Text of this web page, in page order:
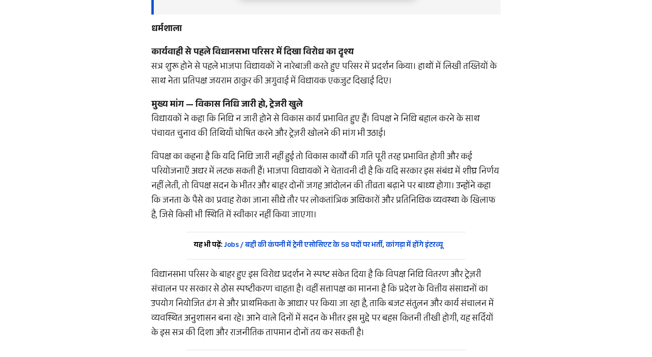
धर्मशाला
कार्यवाही से पहले विधानसभा परिसर में दिखा विरोध का दृश्य
सत्र शुरू होने से पहले भाजपा विधायकों ने नारेबाजी करते हुए परिसर में प्रदर्शन किया। हाथों में लिखी तख्तियों के
साथ नेता प्रतिपक्ष जयराम ठाकुर की अगुवाई में विधायक एकजुट दिखाई दिए।
मुख्य मांग — विकास निधि जारी हो, ट्रेजरी खुले
विधायकों ने कहा कि निधि न जारी होने से विकास कार्य प्रभावित हुए हैं। विपक्ष ने निधि बहाल करने के साथ
पंचायत चुनाव की तिथियाँ घोषित करने और ट्रेज़री खोलने की मांग भी उठाई।
विपक्ष का कहना है कि यदि निधि जारी नहीं हुई तो विकास कार्यों की गति पूरी तरह प्रभावित होगी और कई
परियोजनाएँ अधर में लटक सकती हैं। भाजपा विधायकों ने चेतावनी दी है कि यदि सरकार इस संबंध में शीघ्र निर्णय
नहीं लेती, तो विपक्ष सदन के भीतर और बाहर दोनों जगह आंदोलन की तीव्रता बढ़ाने पर बाध्य होगा। उन्होंने कहा
कि जनता के पैसे का प्रवाह रोका जाना सीधे तौर पर लोकतांत्रिक अधिकारों और प्रतिनिधिक व्यवस्था के खिलाफ
है, जिसे किसी भी स्थिति में स्वीकार नहीं किया जाएगा।
यह भी पढ़ें:Jobs / बद्दी की कंपनी में ट्रेनी एसोसिएट के 58 पदों पर भर्ती, कांगड़ा में होंगे इंटरव्यू
विधानसभा परिसर के बाहर हुए इस विरोध प्रदर्शन ने स्पष्ट संकेत दिया है कि विपक्ष निधि वितरण और ट्रेज़री
संचालन पर सरकार से ठोस स्पष्टीकरण चाहता है। वहीं सत्तापक्ष का मानना है कि प्रदेश के वित्तीय संसाधनों का
उपयोग नियोजित ढंग से और प्राथमिकता के आधार पर किया जा रहा है, ताकि बजट संतुलन और कार्य संचालन में
व्यवस्थित अनुशासन बना रहे। आने वाले दिनों में सदन के भीतर इस मुद्दे पर बहस कितनी तीखी होगी, यह सर्दियों
के इस सत्र की दिशा और राजनीतिक तापमान दोनों तय कर सकती है।